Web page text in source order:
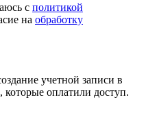
с политикой
на обработку
учетной записи в
которые оплатили доступ.